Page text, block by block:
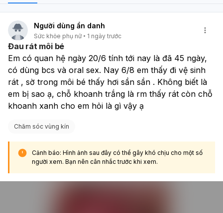
Người dùng ẩn danh
Sức khỏe phụ nữ 1 ngày trước
Đau rát môi bé
Em có quan hệ ngày 20/6 tính tới nay là đã 45 ngày,
có dùng bcs và oral sex. Nay 6/8 em thấy đi vệ sinh
rát , sờ trong môi bé thấy hơi sần sần . Không biết là
em bị sao ạ, chỗ khoanh trắng là rm thấy rát còn chỗ
khoanh xanh cho em hỏi là gì vậy ạ
Chăm sóc vùng kín
Cảnh báo: Hình ảnh sau đây có thể gây khó chịu cho một số
người xem. Bạn nên cân nhắc trước khi xem.